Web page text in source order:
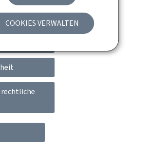
COOKIES VERWALTEN
Cookies